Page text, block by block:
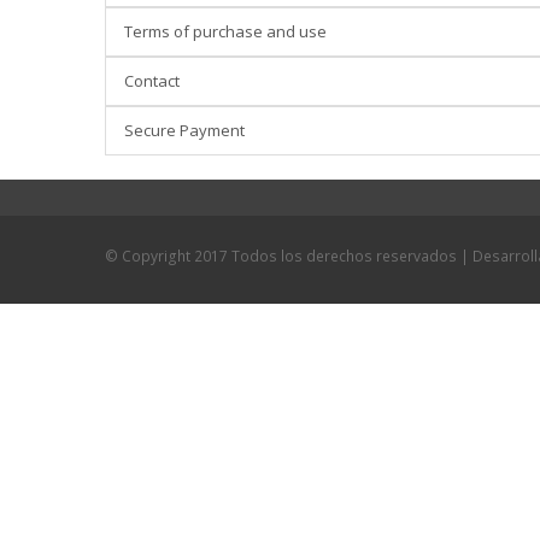
Terms of purchase and use
Contact
Secure Payment
© Copyright 2017 Todos los derechos reservados |